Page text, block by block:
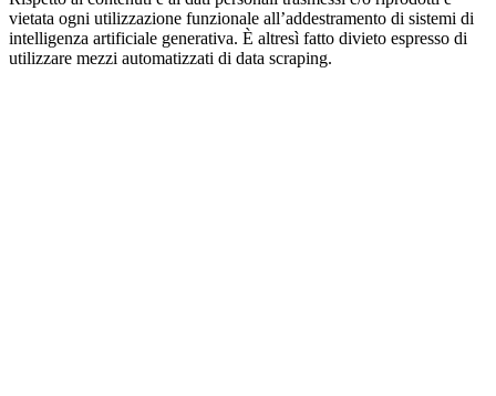
vietata ogni utilizzazione funzionale all’addestramento di sistemi di
intelligenza artificiale generativa. È altresì fatto divieto espresso di
utilizzare mezzi automatizzati di data scraping.